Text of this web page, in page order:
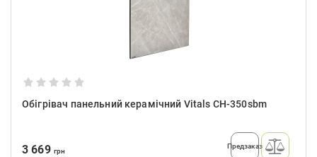
Обігрівач панельний керамічний Vitals CH-350sbm
3 669 грн
Предзаказ